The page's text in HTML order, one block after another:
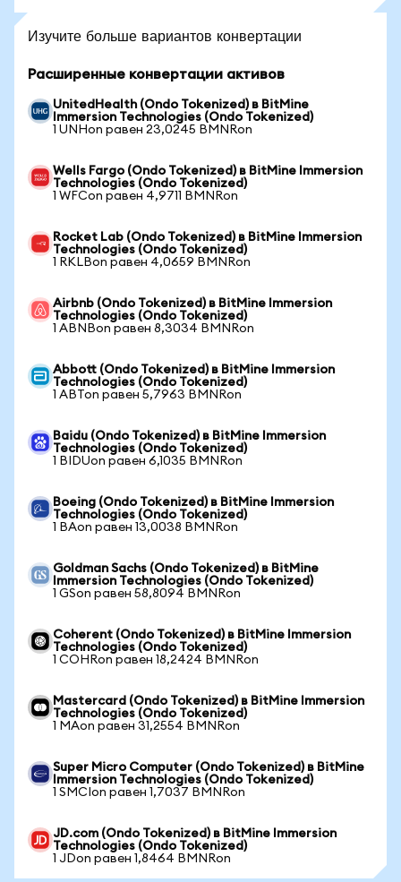
Изучите больше вариантов конвертации
Расширенные конвертации активов
UnitedHealth (Ondo Tokenized) в BitMine
Immersion Technologies (Ondo Tokenized)
1 UNHon равен 23,0245 BMNRon
Wells Fargo (Ondo Tokenized) в BitMine Immersion
Technologies (Ondo Tokenized)
1 WFCon равен 4,9711 BMNRon
Rocket Lab (Ondo Tokenized) в BitMine Immersion
Technologies (Ondo Tokenized)
1 RKLBon равен 4,0659 BMNRon
Airbnb (Ondo Tokenized) в BitMine Immersion
Technologies (Ondo Tokenized)
1 ABNBon равен 8,3034 BMNRon
Abbott (Ondo Tokenized) в BitMine Immersion
Technologies (Ondo Tokenized)
1 ABTon равен 5,7963 BMNRon
Baidu (Ondo Tokenized) в BitMine Immersion
Technologies (Ondo Tokenized)
1 BIDUon равен 6,1035 BMNRon
Boeing (Ondo Tokenized) в BitMine Immersion
Technologies (Ondo Tokenized)
1 BAon равен 13,0038 BMNRon
Goldman Sachs (Ondo Tokenized) в BitMine
Immersion Technologies (Ondo Tokenized)
1 GSon равен 58,8094 BMNRon
Coherent (Ondo Tokenized) в BitMine Immersion
Technologies (Ondo Tokenized)
1 COHRon равен 18,2424 BMNRon
Mastercard (Ondo Tokenized) в BitMine Immersion
Technologies (Ondo Tokenized)
1 MAon равен 31,2554 BMNRon
Super Micro Computer (Ondo Tokenized) в BitMine
Immersion Technologies (Ondo Tokenized)
1 SMCIon равен 1,7037 BMNRon
JD.com (Ondo Tokenized) в BitMine Immersion
Technologies (Ondo Tokenized)
1 JDon равен 1,8464 BMNRon